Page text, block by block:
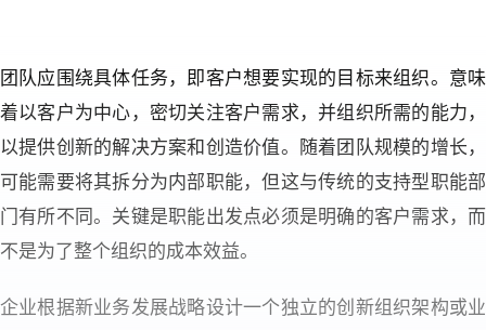
团队应围绕具体任务，即客户想要实现的目标来组织。意味
着以客户为中心，密切关注客户需求，并组织所需的能力，
以提供创新的解决方案和创造价值。随着团队规模的增长，
可能需要将其拆分为内部职能，但这与传统的支持型职能部
门有所不同。关键是职能出发点必须是明确的客户需求，而
不是为了整个组织的成本效益。
企业根据新业务发展战略设计一个独立的创新组织架构或业